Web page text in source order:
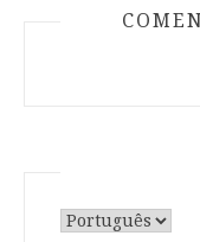
Escolha